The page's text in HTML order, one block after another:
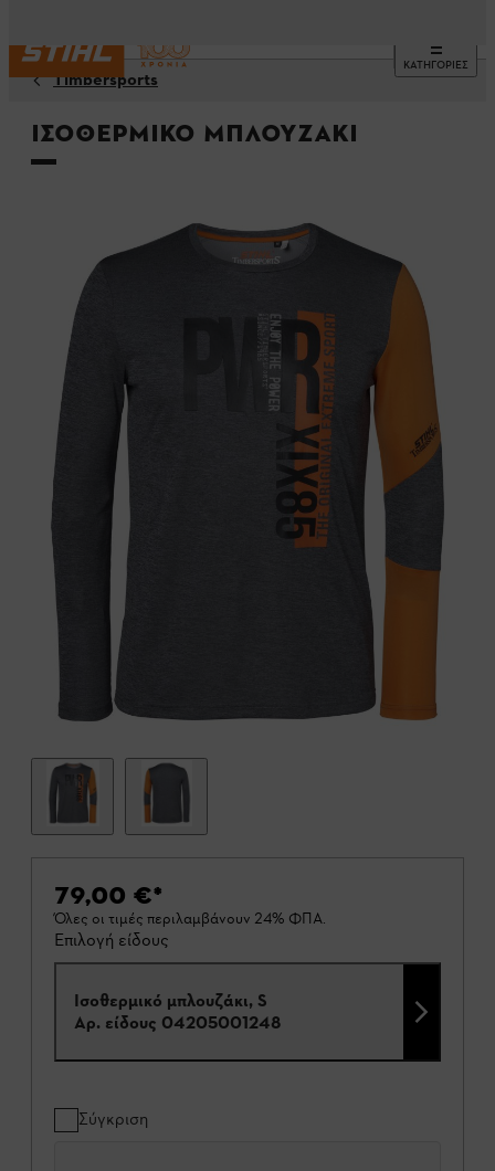
ΚΑΤΗΓΟΡΙΕΣ
Timbersports
Ισοθερμικό μπλουζάκι
79,00 €*
Όλες οι τιμές περιλαμβάνουν 24% ΦΠΑ.
Επιλογή είδους
Ισοθερμικό μπλουζάκι, S
Αρ. είδους 04205001248
Σύγκριση